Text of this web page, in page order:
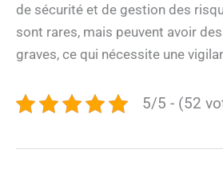
de sécurité et de gestion des
sont rares, mais peuvent avoir
graves, ce qui nécessite une
5/5 - (52